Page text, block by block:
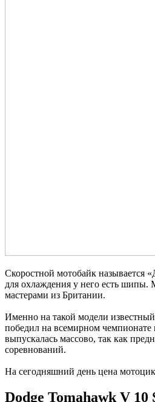
Скоростной мотобайк называется
для охлаждения у него есть шипы.
мастерами из Британии.
Именно на такой модели
победил на всемирном чемпионате
выпускалась массово, так как
соревнований.
На сегодняшний день цена
Dodge Tomahawk V 10